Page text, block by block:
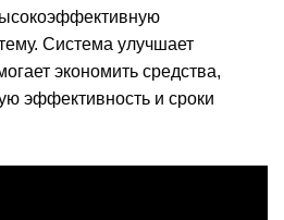
Система улучшает
экономить средства,
эффективность и сроки